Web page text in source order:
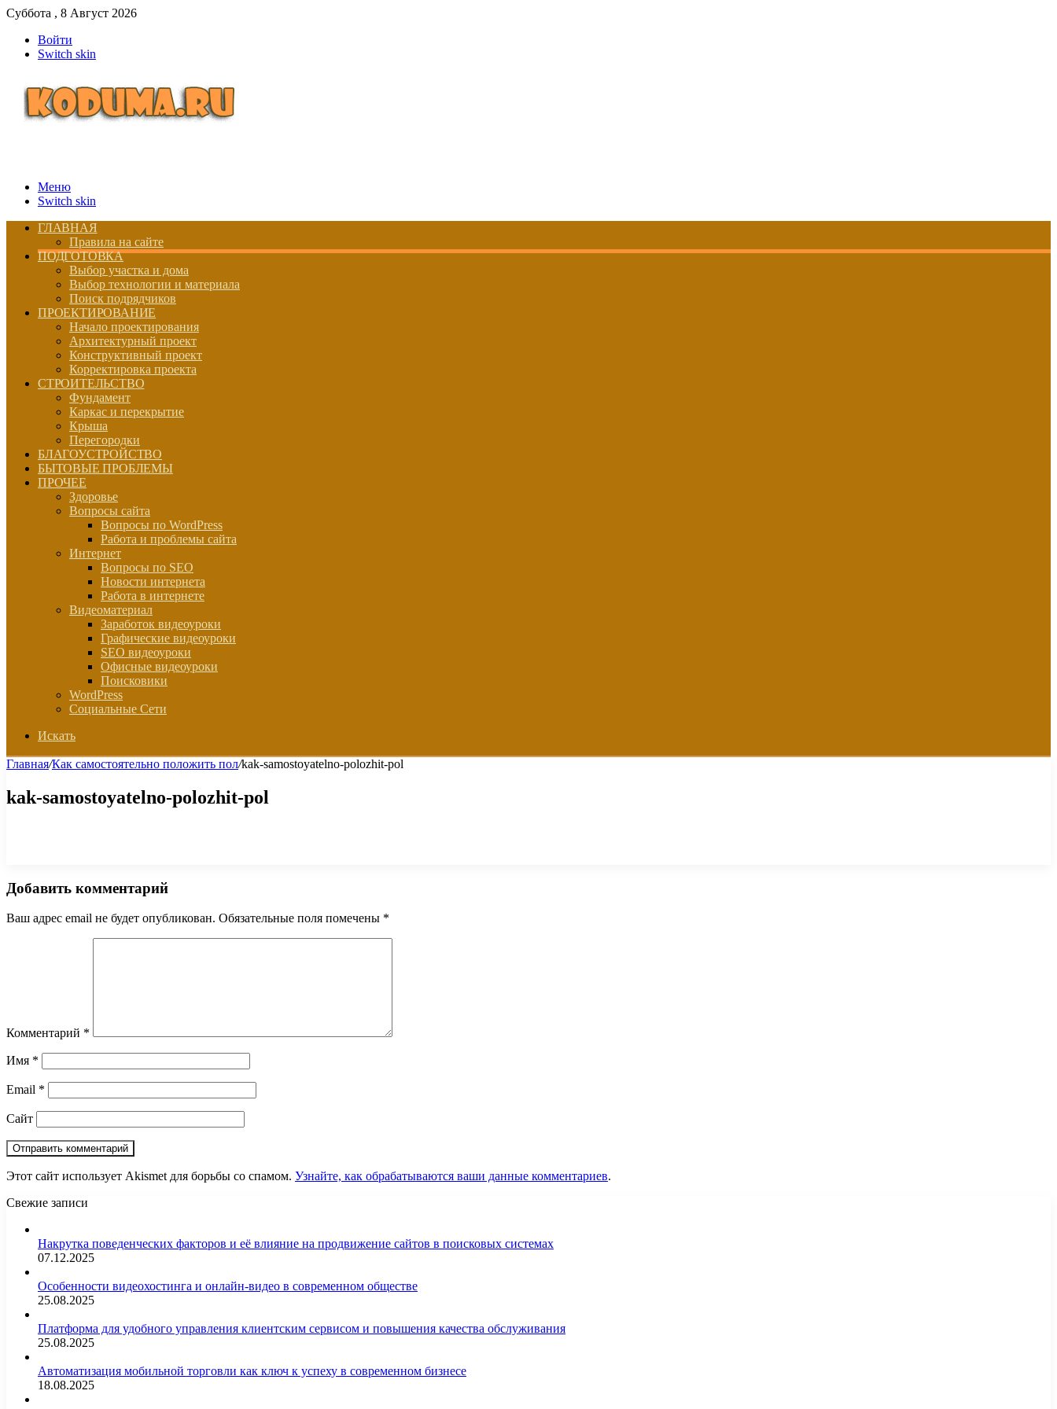
Суббота , 8 Август 2026
Войти
Switch skin
Меню
Switch skin
ГЛАВНАЯ
Правила на сайте
ПОДГОТОВКА
Выбор участка и дома
Выбор технологии и материала
Поиск подрядчиков
ПРОЕКТИРОВАНИЕ
Начало проектирования
Архитектурный проект
Конструктивный проект
Корректировка проекта
СТРОИТЕЛЬСТВО
Фундамент
Каркас и перекрытие
Крыша
Перегородки
БЛАГОУСТРОЙСТВО
БЫТОВЫЕ ПРОБЛЕМЫ
ПРОЧЕЕ
Здоровье
Вопросы сайта
Вопросы по WordPress
Работа и проблемы сайта
Интернет
Вопросы по SEO
Новости интернета
Работа в интернете
Видеоматериал
Заработок видеоуроки
Графические видеоуроки
SEO видеоуроки
Офисные видеоуроки
Поисковики
WordPress
Социальные Сети
Искать
Главная/Как самостоятельно положить пол/kak-samostoyatelno-polozhit-pol
kak-samostoyatelno-polozhit-pol
Добавить комментарий
Ваш адрес email не будет опубликован. Обязательные поля помечены *
Комментарий *
Имя *
Email *
Сайт
Этот сайт использует Akismet для борьбы со спамом. Узнайте, как обрабатываются ваши данные комментариев.
Свежие записи
Накрутка поведенческих факторов и её влияние на продвижение сайтов в поисковых системах
07.12.2025
Особенности видеохостинга и онлайн-видео в современном обществе
25.08.2025
Платформа для удобного управления клиентским сервисом и повышения качества обслуживания
25.08.2025
Автоматизация мобильной торговли как ключ к успеху в современном бизнесе
18.08.2025